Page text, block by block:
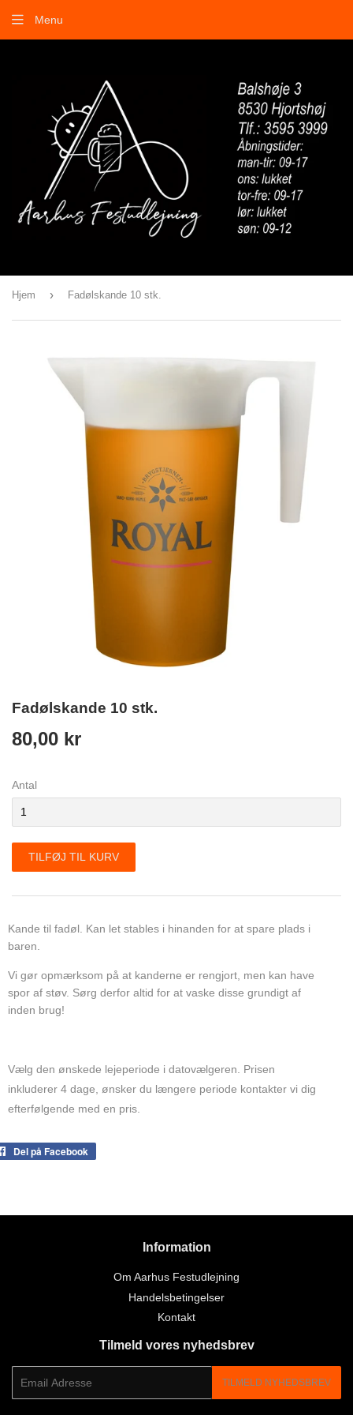
Menu
Hjem › Fadølskande 10 stk.
Fadølskande 10 stk.
80,00 kr
Antal
TILFØJ TIL KURV
Kande til fadøl. Kan let stables i hinanden for at spare plads i
baren.
Vi gør opmærksom på at kanderne er rengjort, men kan have
spor af støv. Sørg derfor altid for at vaske disse grundigt af
inden brug!
Vælg den ønskede lejeperiode i datovælgeren. Prisen
inkluderer 4 dage, ønsker du længere periode kontakter vi dig
efterfølgende med en pris.
Del på Facebook
Information
Om Aarhus Festudlejning
Handelsbetingelser
Kontakt
Tilmeld vores nyhedsbrev
TILMELD NYHEDSBREV